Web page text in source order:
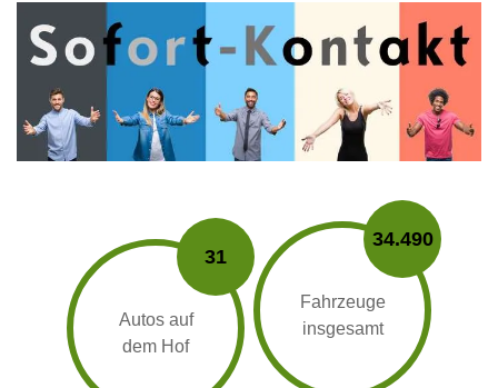
31
Autos auf
dem Hof
34.490
Fahrzeuge
insgesamt